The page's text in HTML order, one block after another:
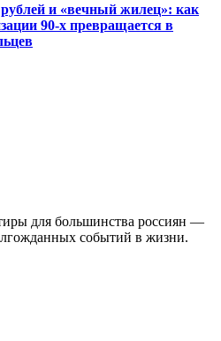
и «вечный жилец»: как
90-х превращается в
для большинства россиян —
событий в жизни.